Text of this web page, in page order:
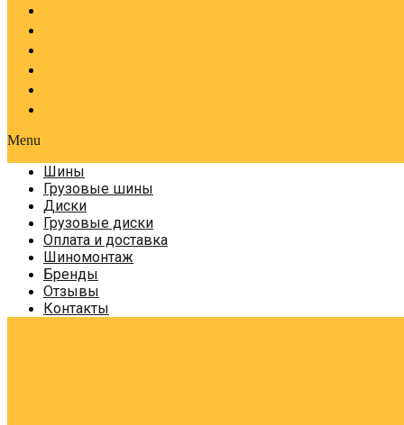
Menu
Шины
Грузовые шины
Диски
Грузовые диски
Оплата и доставка
Шиномонтаж
Бренды
Отзывы
Контакты